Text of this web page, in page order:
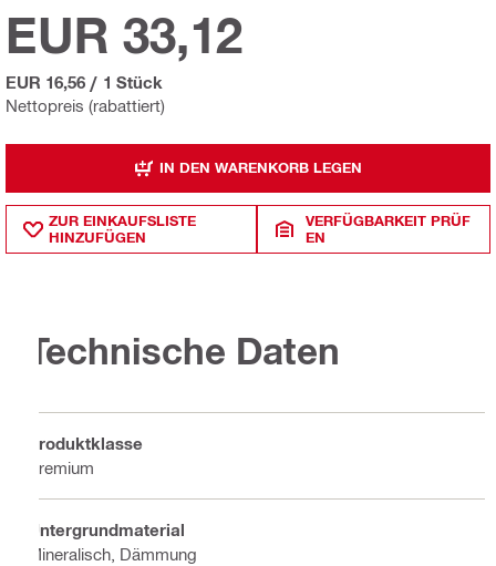
Nettopreis (rabattiert)
EUR 33,12
EUR 16,56 / 1 Stück
IN DEN WARENKORB LEGEN
ZUR EINKAUFSLISTE
HINZUFÜGEN
VERFÜGBARKEIT PRÜF
EN
Technische Daten
Produktklasse
Premium
Untergrundmaterial
Mineralisch, Dämmung